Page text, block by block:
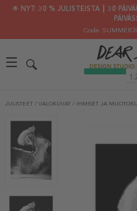
🌟 NYT: 30 % JULISTEISTA ┃ 30
Code:
JULISTEET / VALOKUVAT / IHMISET JA